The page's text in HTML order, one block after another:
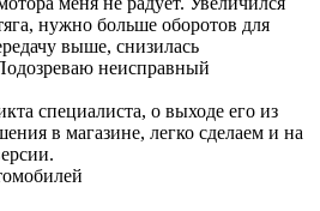
нужно больше оборотов для
выше, снизилась
неисправный
специалиста, о выходе его из
в магазине, легко сделаем и на